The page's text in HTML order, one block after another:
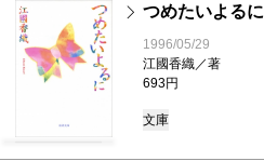
つめたいよるに
1996/05/29
江國香織／著
693円
文庫